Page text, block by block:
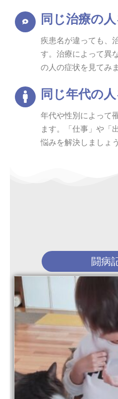
同じ治療の
疾患名が違っても、
す。治療によって異
の人の症状を見てみ
同じ年代の
年代や性別によって
ます。「仕事」や「
悩みを解決しましょう
闘病